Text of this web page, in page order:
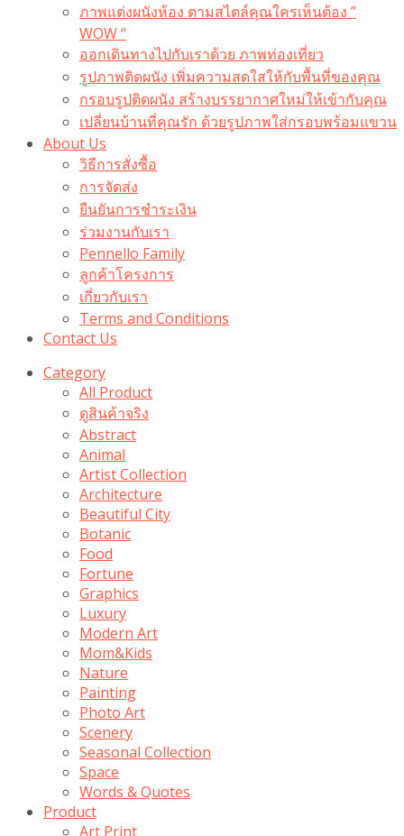
ภาพแต่งผนังห้อง ตามสไตล์คุณใครเห็นต้อง ”
WOW “
ออกเดินทางไปกับเราด้วย ภาพท่องเที่ยว
รูปภาพติดผนัง เพิ่มความสดใสให้กับพื้นที่ของคุณ
กรอบรูปติดผนัง สร้างบรรยากาศใหม่ให้เข้ากับคุณ
เปลี่ยนบ้านที่คุณรัก ด้วยรูปภาพใส่กรอบพร้อมแขวน​
About Us
วิธีการสั่งซื้อ
การจัดส่ง
ยืนยันการชำระเงิน
ร่วมงานกับเรา
Pennello Family
ลูกค้าโครงการ
เกี่ยวกับเรา
Terms and Conditions
Contact Us
Category
All Product
ดูสินค้าจริง
Abstract
Animal
Artist Collection
Architecture
Beautiful City
Botanic
Food
Fortune
Graphics
Luxury
Modern Art
Mom&Kids
Nature
Painting
Photo Art
Scenery
Seasonal Collection
Space
Words & Quotes
Product
Art Print